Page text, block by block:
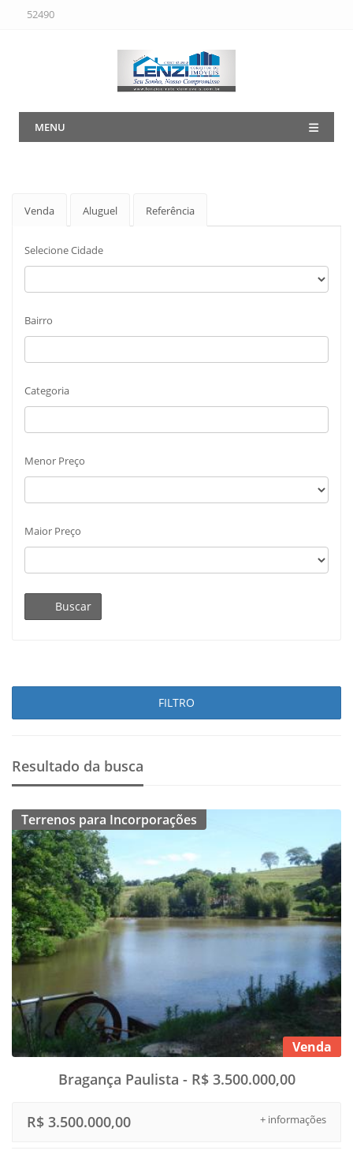
52490
MENU
Venda Aluguel Referência
Selecione Cidade
Bairro
Categoria
Menor Preço
Maior Preço
Buscar
FILTRO
Resultado da busca
Terrenos para Incorporações
Venda
Bragança Paulista - R$ 3.500.000,00
+ informações
R$ 3.500.000,00